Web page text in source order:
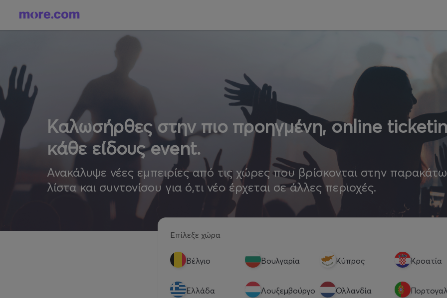
Καλωσήρθες στην πιο προηγμένη, online
κάθε είδους event.
Ανακάλυψε νέες εμπειρίες από τις χώρες που βρίσκονται στην παρακάτω
λίστα και συντονίσου για ό,τι νέο έρχεται σε άλλες περιοχές.
Επίλεξε χώρα
Βέλγιο Βουλγαρία Κύπρος Κροατία
Eλλάδα Λουξεμβούργο Ολλανδία